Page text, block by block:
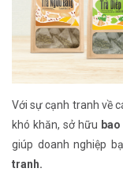
Với sự cạnh tranh về
khó khăn, sở hữu
giúp doanh nghiệp
tranh.